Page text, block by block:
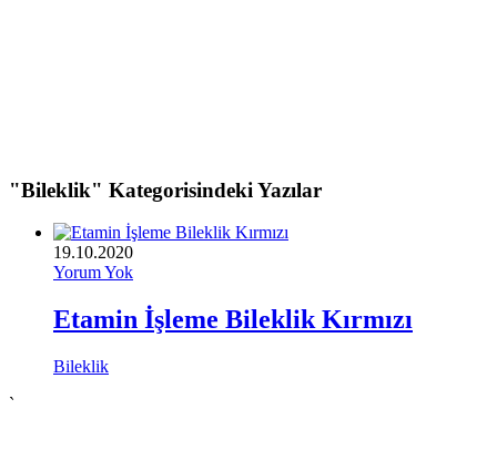
"Bileklik" Kategorisindeki Yazılar
19.10.2020
Yorum Yok
Etamin İşleme Bileklik Kırmızı
Bileklik
`